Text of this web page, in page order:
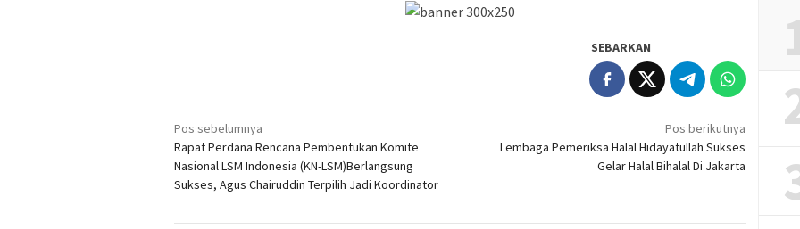
SEBARKAN
Navigasi
pos
Pos sebelumnya
Rapat Perdana Rencana Pembentukan Komite
Nasional LSM Indonesia (KN-LSM)Berlangsung
Sukses, Agus Chairuddin Terpilih Jadi Koordinator
Pos berikutnya
Lembaga Pemeriksa Halal Hidayatullah Sukses
Gelar Halal Bihalal Di Jakarta